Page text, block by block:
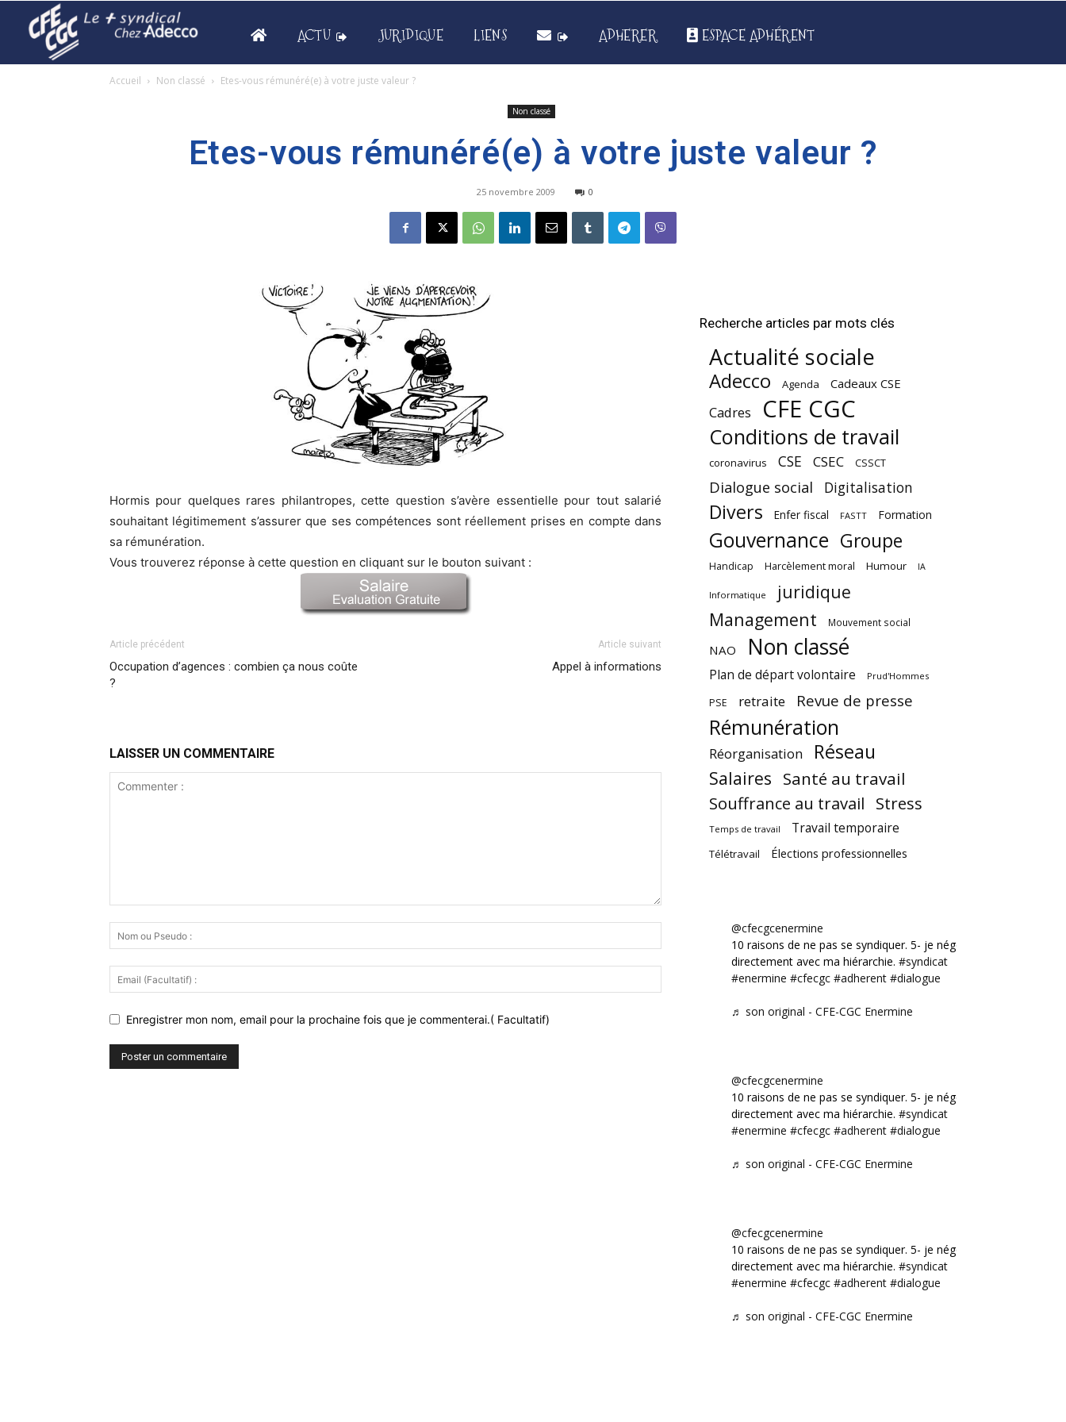
ACTU JURIDIQUE LIENS ADHERER ESPACE ADHÉRENT
Accueil Non classé Etes-vous rémunéré(e) à votre juste valeur ?
Non classé
Etes-vous rémunéré(e) à votre juste valeur ?
25 novembre 2009 0
Hormis pour quelques rares philantropes, cette question s’avère essentielle pour tout salarié
souhaitant légitimement s’assurer que ses compétences sont réellement prises en compte dans
sa rémunération.
Vous trouverez réponse à cette question en cliquant sur le bouton suivant :
Article précédent
Occupation d’agences : combien ça nous coûte
?
Article suivant
Appel à informations
LAISSER UN COMMENTAIRE
Enregistrer mon nom, email pour la prochaine fois que je commenterai.( Facultatif)
Recherche articles par mots clés
Actualité sociale
Adecco Agenda Cadeaux CSE
Cadres CFE CGC
Conditions de travail
coronavirus CSE CSEC CSSCT
Dialogue social Digitalisation
Divers Enfer fiscal FASTT Formation
Gouvernance Groupe
Handicap Harcèlement moral Humour IA
Informatique
juridique
Management
Mouvement social
NAO Non classé
Plan de départ volontaire Prud'Hommes
PSE retraite Revue de presse
Rémunération
Réorganisation Réseau
Salaires Santé au travail
Souffrance au travail Stress
Temps de travail Travail temporaire
Télétravail Élections professionnelles
@cfecgcenermine
10 raisons de ne pas se syndiquer. 5- je négocie
directement avec ma hiérarchie. #syndicat
#enermine #cfecgc #adherent #dialogue
♬ son original - CFE-CGC Enermine
@cfecgcenermine
10 raisons de ne pas se syndiquer. 5- je négocie
directement avec ma hiérarchie. #syndicat
#enermine #cfecgc #adherent #dialogue
♬ son original - CFE-CGC Enermine
@cfecgcenermine
10 raisons de ne pas se syndiquer. 5- je négocie
directement avec ma hiérarchie. #syndicat
#enermine #cfecgc #adherent #dialogue
♬ son original - CFE-CGC Enermine